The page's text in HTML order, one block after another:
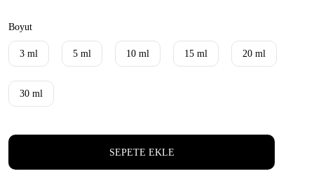
Boyut
3 ml 5 ml 10 ml 15 ml 20 ml
30 ml
SEPETE EKLE